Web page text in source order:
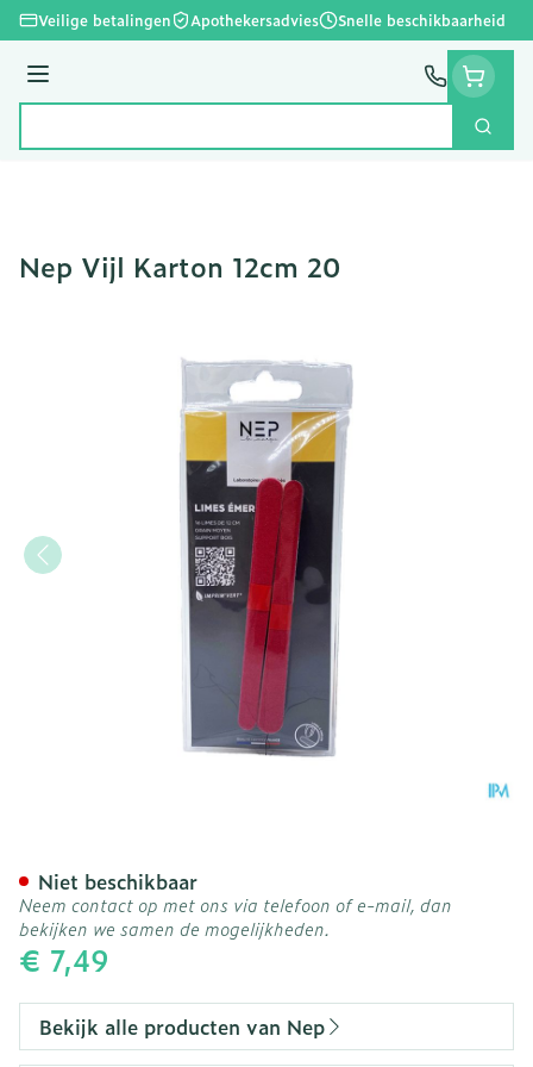
Ga naar de inhoud
Veilige betalingen Apothekersadvies Snelle beschikbaarheid
Menu
Zoek
Nep Vijl Karton 12cm 20
€ 7,49
Niet beschikbaar
Neem contact op met ons via telefoon of e-mail, dan
bekijken we samen de mogelijkheden.
Bekijk alle producten van Nep